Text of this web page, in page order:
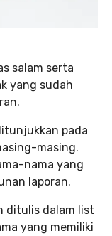
salam serta
yang sudah
pada
masing.
nama yang
laporan.
ditulis dalam list
yang memiliki